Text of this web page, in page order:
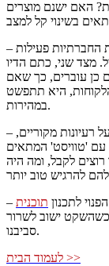
האם ישנם מוצרים
– החברתיות פעילות
מצד שני, כתם הדיו
כן עוברים, כך שאם
היא תתפשט
במהירות.
– רעיונות מקוריים,
עם 'טוויסט' המתאים
רוצים לקבל, ומה היה
–
לתכנון תוכנית
כשהשקט ישוב לשרור
סביבנו.
לעמוד הבית >>